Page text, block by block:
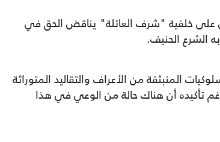
على خلفية "شرف العائلة" يناقض الحق في
الشرع الحنيف.
في السلوكيات المنبثقة من الأعراف والتقاليد المتوراثة
تأكيده أن هناك حالة من الوعي في هذا